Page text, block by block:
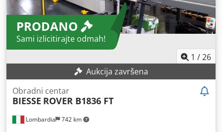
PRODANO
Sami izlicitirajte odmah!
1 /26
Aukcija završena
Lombardia 742 km
Obradni centar
BIESSE ROVER B1836 FT